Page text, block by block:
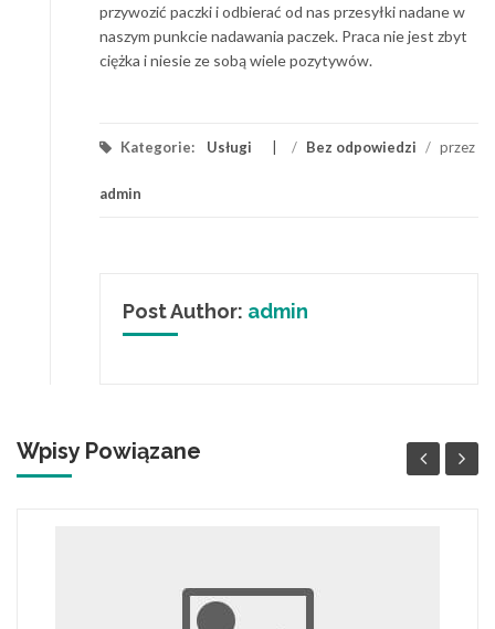
przywozić paczki i odbierać od nas przesyłki nadane w
naszym punkcie nadawania paczek. Praca nie jest zbyt
ciężka i niesie ze sobą wiele pozytywów.
Kategorie: Usługi / Bez odpowiedzi / przez
admin
Post Author: admin
Wpisy Powiązane